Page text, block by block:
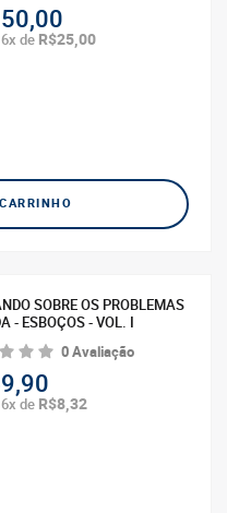
de R$25,00
SOBRE OS PROBLEMAS
- ESBOÇOS - VOL. I
0 Avaliação
de R$8,32